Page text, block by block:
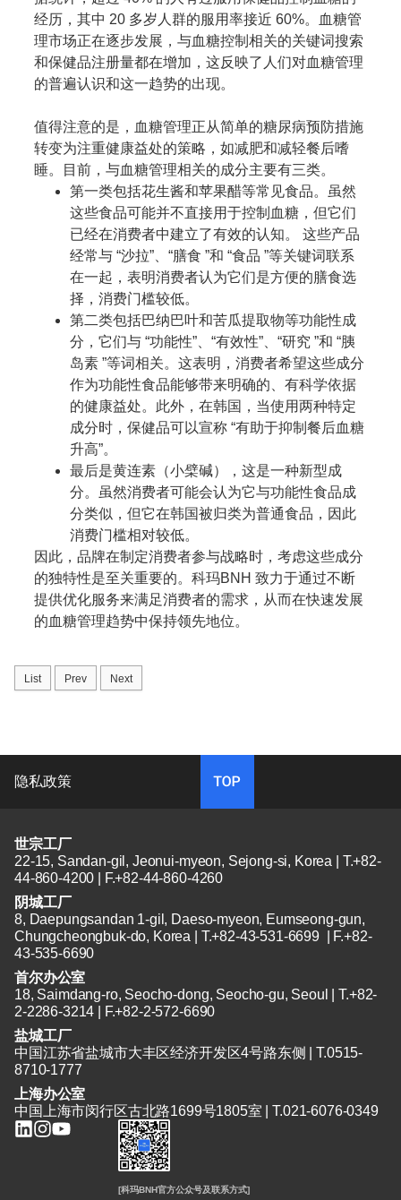
经历，其中 20 多岁人群的服用率接近 60%。血糖管
理市场正在逐步发展，与血糖控制相关的关键词搜索
和保健品注册量都在增加，这反映了人们对血糖管理
的普遍认识和这一趋势的出现。
值得注意的是，血糖管理正从简单的糖尿病预防措施
转变为注重健康益处的策略，如减肥和减轻餐后嗜
睡。目前，与血糖管理相关的成分主要有三类。
第一类包括花生酱和苹果醋等常见食品。虽然
这些食品可能并不直接用于控制血糖，但它们
已经在消费者中建立了有效的认知。 这些产品
经常与 “沙拉”、“膳食 ”和 “食品 ”等关键词联系
在一起，表明消费者认为它们是方便的膳食选
择，消费门槛较低。
第二类包括巴纳巴叶和苦瓜提取物等功能性成
分，它们与 “功能性”、“有效性”、“研究 ”和 “胰
岛素 ”等词相关。这表明，消费者希望这些成分
作为功能性食品能够带来明确的、有科学依据
的健康益处。此外，在韩国，当使用两种特定
成分时，保健品可以宣称 “有助于抑制餐后血糖
升高”。
最后是黄连素（小檗碱），这是一种新型成
分。虽然消费者可能会认为它与功能性食品成
分类似，但它在韩国被归类为普通食品，因此
消费门槛相对较低。
因此，品牌在制定消费者参与战略时，考虑这些成分
的独特性是至关重要的。科玛BNH 致力于通过不断
提供优化服务来满足消费者的需求，从而在快速发展
的血糖管理趋势中保持领先地位。
List Prev Next
隐私政策
世宗工厂
22-15, Sandan-gil, Jeonui-myeon, Sejong-si, Korea | T.+82-
44-860-4200 | F.+82-44-860-4260
阴城工厂
8, Daepungsandan 1-gil, Daeso-myeon, Eumseong-gun,
Chungcheongbuk-do, Korea | T.+82-43-531-6699 | F.+82-
43-535-6690
首尔办公室
18, Saimdang-ro, Seocho-dong, Seocho-gu, Seoul | T.+82-
2-2286-3214 | F.+82-2-572-6690
盐城工厂
中国江苏省盐城市大丰区经济开发区4号路东侧 | T.0515-
8710-1777
上海办公室
中国上海市闵行区古北路1699号1805室 | T.021-6076-0349
[科玛BNH官方公众号及联系方式]